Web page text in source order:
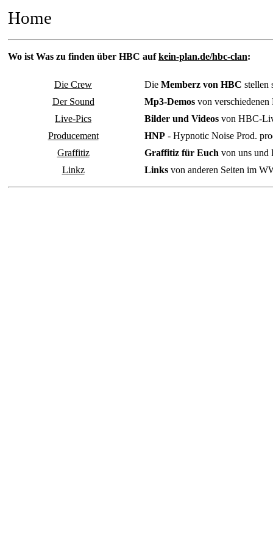
Home
Wo ist Was zu finden über HBC aufkein-plan.de/hbc-clan:
Die Crew Die Memberz von HBC stellen
Der Sound
Mp3-Demos von
Live-Pics
Bilder und Videos von HBC-
Producement
HNP - Hypnotic Noise Prod.
Graffitiz
Graffitiz für Euch von uns und
Linkz
Links von anderen Seiten im